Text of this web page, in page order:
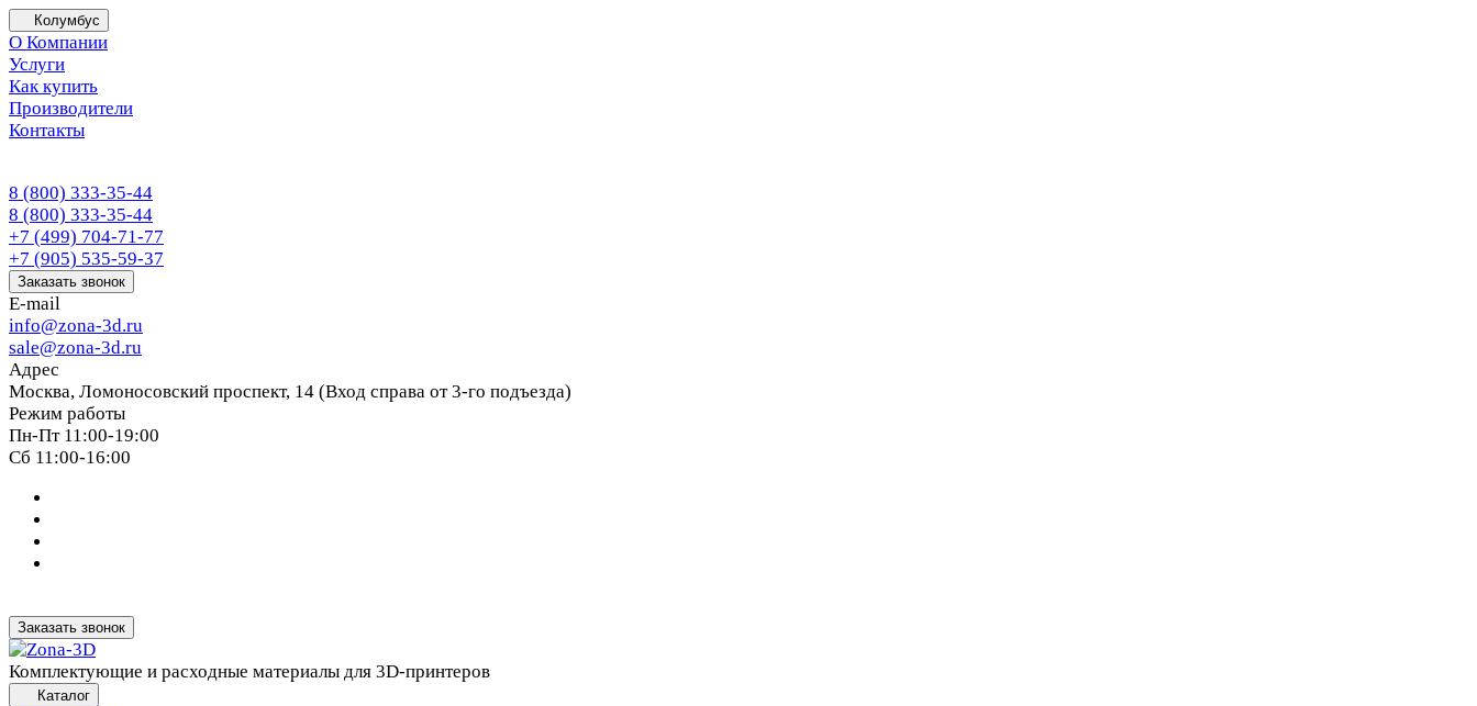
Колумбус
О Компании
Услуги
Как купить
Производители
Контакты
8 (800) 333-35-44
8 (800) 333-35-44
+7 (499) 704-71-77
+7 (905) 535-59-37
Заказать звонок
E-mail
info@zona-3d.ru
sale@zona-3d.ru
Адрес
Москва, Ломоносовский проспект, 14 (Вход справа от 3-го подъезда)
Режим работы
Пн-Пт 11:00-19:00
Сб 11:00-16:00
Заказать звонок
Комплектующие и расходные материалы для 3D-принтеров
Каталог